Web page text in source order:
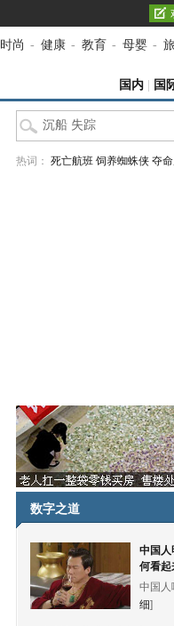
时尚 - 健康 - 教育 - 母婴 -
国内 国
热词： 死亡航班 饲养蜘蛛侠 夺
数字之道
中国人
何看起
中国人
细]